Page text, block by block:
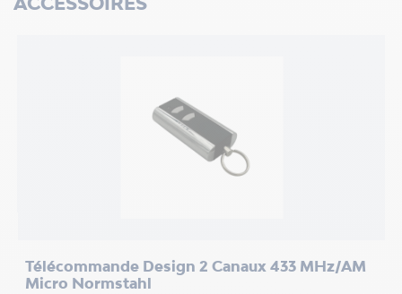
Télécommande Design 2 Canaux 433 MHz/AM
Micro Normstahl